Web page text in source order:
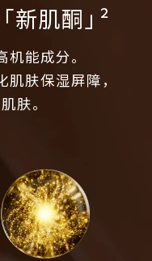
新肌酮 」 ²
能成分。
肤保湿屏障，
肤。